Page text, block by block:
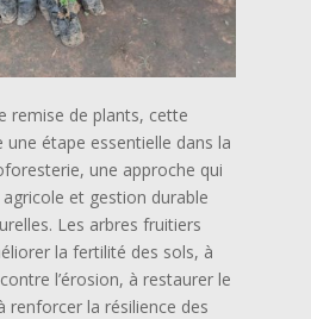
remise de plants, cette
étape essentielle dans la
une approche qui
et gestion durable
Les arbres fruitiers
la fertilité des sols, à
l’érosion, à restaurer le
renforcer la résilience des